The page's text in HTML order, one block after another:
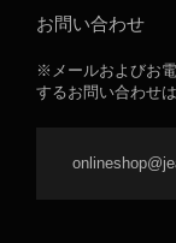
お問い合わせ
※メールおよびお
するお問い合わせ